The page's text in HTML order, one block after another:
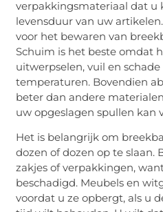
verpakkingsmateriaal dat u
levensduur van uw
voor het bewaren van
Schuim is het beste omdat
uitwerpselen, vuil en
temperaturen. Bovendien
beter dan andere
uw opgeslagen spullen kan
Het is belangrijk om
dozen of dozen op te slaan.
zakjes of verpakkingen,
beschadigd. Meubels en
voordat u ze opbergt, als u